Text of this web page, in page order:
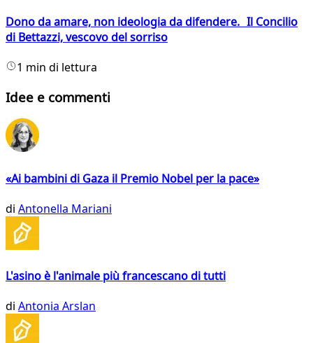
Dono da amare, non ideologia da difendere. Il Concilio
di Bettazzi, vescovo del sorriso
1 min di lettura
Idee e commenti
«Ai bambini di Gaza il Premio Nobel per la pace»
di Antonella Mariani
L'asino è l'animale più francescano di tutti
di Antonia Arslan